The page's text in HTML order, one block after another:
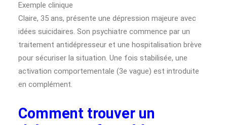
Exemple clinique
Claire, 35 ans, présente une dépression majeure avec
idées suicidaires. Son psychiatre commence par un
traitement antidépresseur et une hospitalisation brève
pour sécuriser la situation. Une fois stabilisée, une
activation comportementale (3e vague) est introduite
en complément.
Comment trouver un